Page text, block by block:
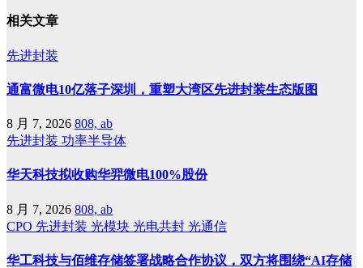
相关文章
先进封装
通富微电10亿落子深圳，重塑大湾区先进封装生态版图
8 月 7, 2026 808, ab
先进封装 功率半导体
华天科技拟收购华羿微电100%股份
8 月 7, 2026 808, ab
CPO 先进封装 光模块 光电共封 光通信
华工科技与佰维存储签署战略合作协议，双方将围绕“AI存储